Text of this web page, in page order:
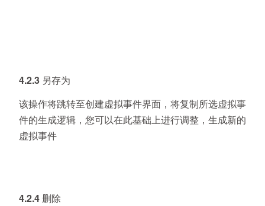
4.2.3 另存为
该操作将跳转至创建虚拟事件界面，将复制所选虚拟事
件的生成逻辑，您可以在此基础上进行调整，生成新的
虚拟事件
4.2.4 删除